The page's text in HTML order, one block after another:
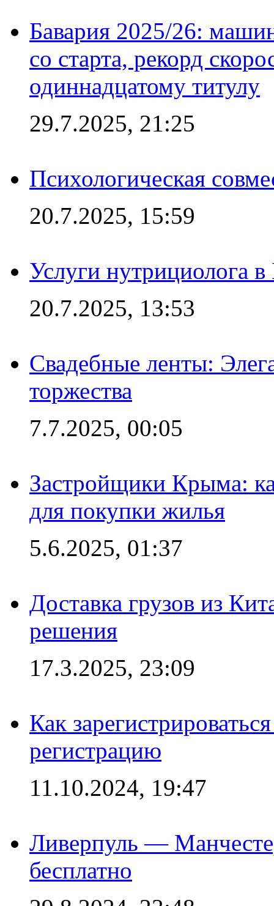
Бавария 2025/26:
со старта, рекорд
одиннадцатому титулу
29.7.2025, 21:25
Психологическая
20.7.2025, 15:59
Услуги нутрициолога
20.7.2025, 13:53
Свадебные ленты:
торжества
7.7.2025, 00:05
Застройщики Крыма:
для покупки жилья
5.6.2025, 01:37
Доставка грузов из
решения
17.3.2025, 23:09
Как
регистрацию
11.10.2024, 19:47
Ливерпуль —
бесплатно